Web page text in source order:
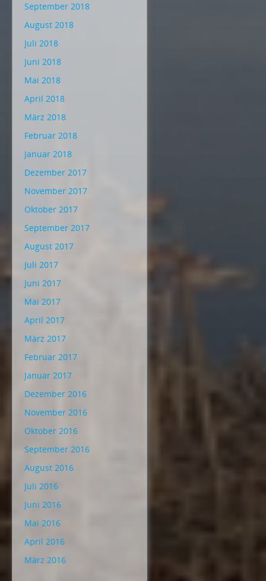
September 2018
August 2018
Juli 2018
Juni 2018
Mai 2018
April 2018
März 2018
Februar 2018
Januar 2018
Dezember 2017
November 2017
Oktober 2017
September 2017
August 2017
Juli 2017
Juni 2017
Mai 2017
April 2017
März 2017
Februar 2017
Januar 2017
Dezember 2016
November 2016
Oktober 2016
September 2016
August 2016
Juli 2016
Juni 2016
Mai 2016
April 2016
März 2016